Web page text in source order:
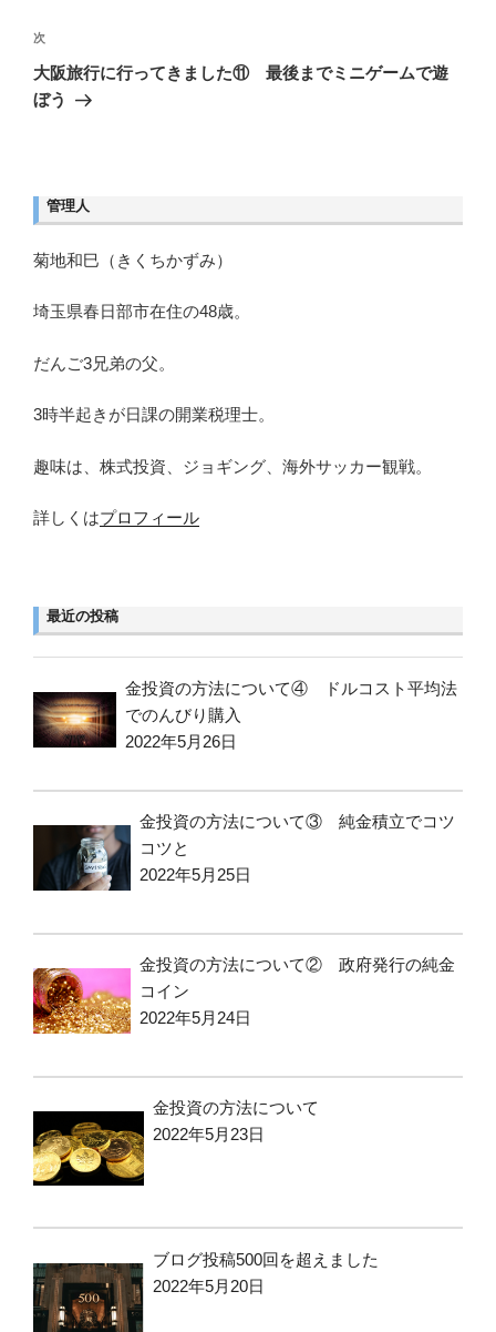
シ
ン
次
の
投
次
大阪旅行に行ってきました⑪ 最後までミニゲームで遊
ぼう
管理人
菊地和巳（きくちかずみ）
埼玉県春日部市在住の48歳。
だんご3兄弟の父。
3時半起きが日課の開業税理士。
趣味は、株式投資、ジョギング、海外サッカー観戦。
詳しくはプロフィール
最近の投稿
金投資の方法について④ ドルコスト平均法
でのんびり購入
2022年5月26日
金投資の方法について③ 純金積立でコツ
コツと
2022年5月25日
金投資の方法について② 政府発行の純金
コイン
2022年5月24日
金投資の方法について
2022年5月23日
ブログ投稿500回を超えました
2022年5月20日